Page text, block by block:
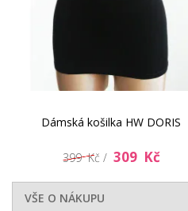
Dámská košilka HW DORIS
399 Kč / 309 Kč
VŠE O NÁKUPU